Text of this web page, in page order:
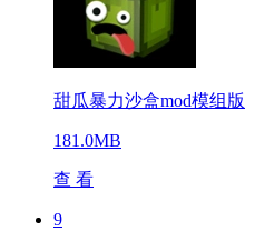
甜瓜暴力沙盒mod模组版
181.0MB
查 看
9